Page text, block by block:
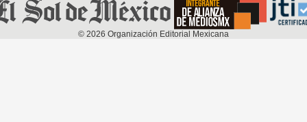
© 2026 Organización Editorial Mexicana